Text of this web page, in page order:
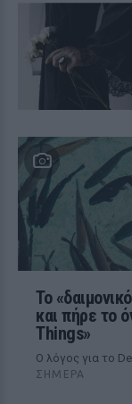
Το
και πήρε το
Things»
Ο λόγος για το
ΣΉΜΕΡΑ